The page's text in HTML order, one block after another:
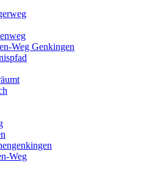
Weg Genkingen
Weg